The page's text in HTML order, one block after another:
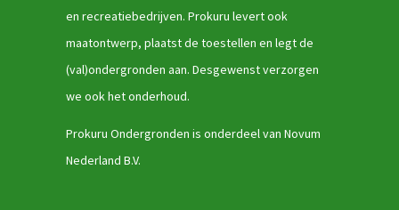
en recreatiebedrijven. Prokuru levert ook
maatontwerp, plaatst de toestellen en legt de
(val)ondergronden aan. Desgewenst verzorgen
we ook het onderhoud.
Prokuru Ondergronden is onderdeel van Novum
Nederland B.V.